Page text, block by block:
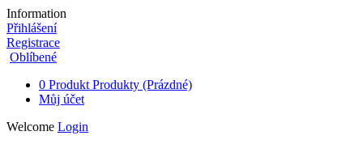
Information
Přihlášení
Registrace
Oblíbené
0 Produkt Produkty (Prázdné)
Můj účet
Welcome Login